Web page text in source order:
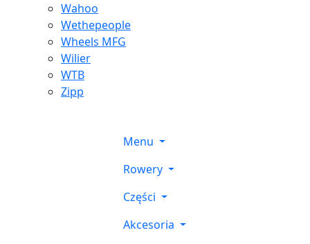
Wahoo
Wethepeople
Wheels MFG
Wilier
WTB
Zipp
Menu
Rowery
Części
Akcesoria